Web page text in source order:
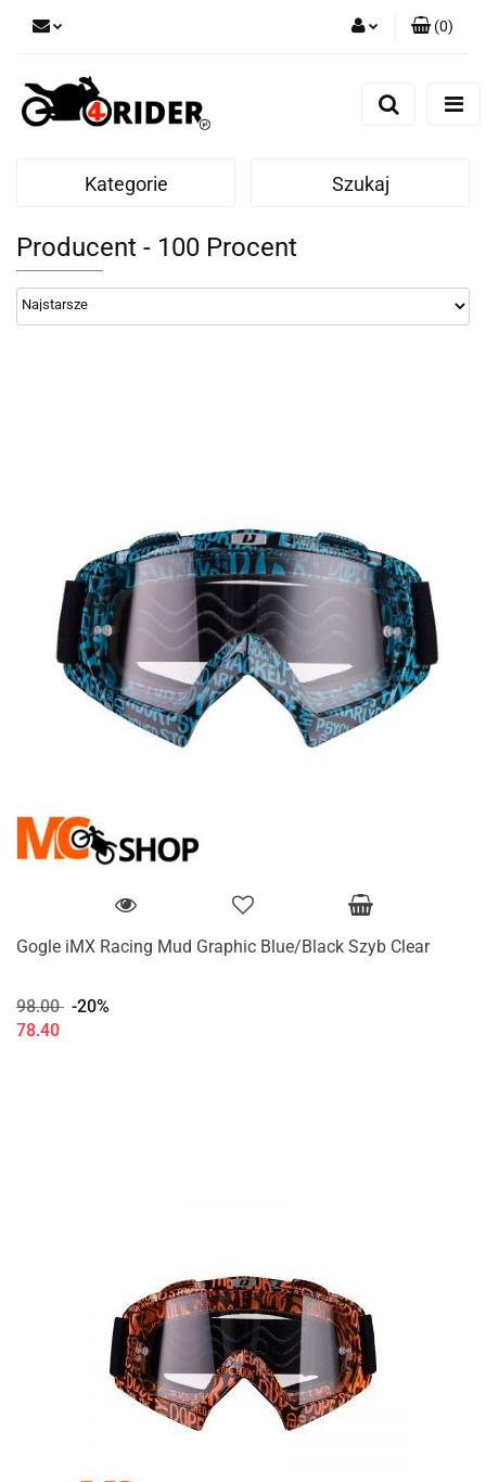
(0)
Kategorie Szukaj
Producent - 100 Procent
Gogle iMX Racing Mud Graphic Blue/Black Szyb Clear
98.00 -20%
78.40